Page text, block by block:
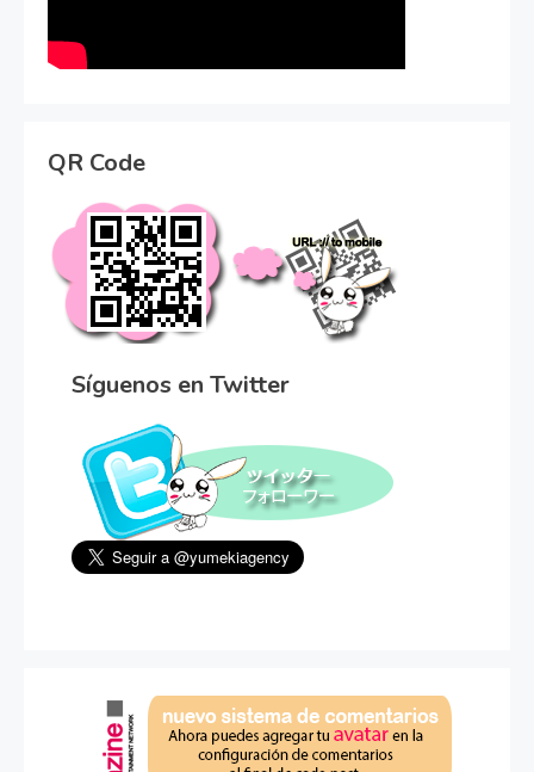
QR Code
Síguenos en Twitter